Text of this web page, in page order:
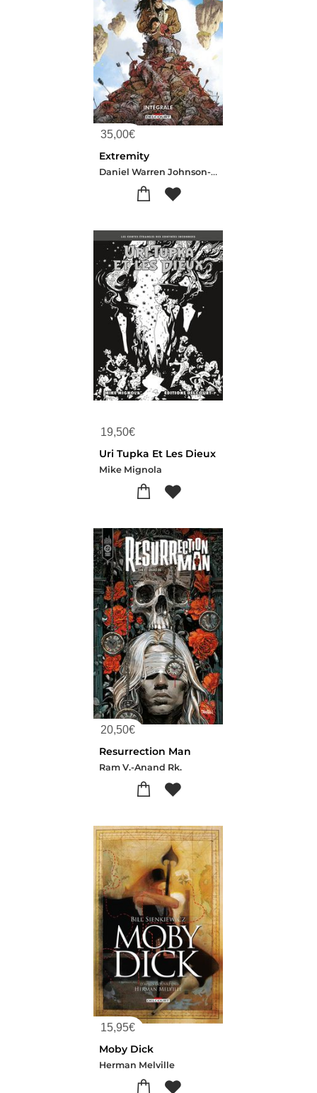
35,00€
Extremity
Daniel Warren Johnson-Mike Spicer
19,50€
Uri Tupka Et Les Dieux
Mike Mignola
20,50€
Resurrection Man
Ram V.-Anand Rk.
15,95€
Moby Dick
Herman Melville